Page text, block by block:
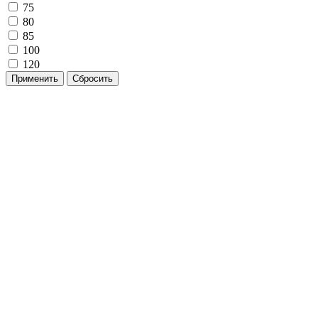
75
80
85
100
120
Применить Сбросить